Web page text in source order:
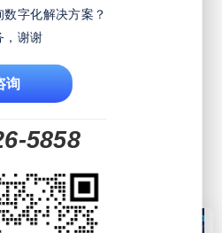
字化解决方案？
，谢谢
询
5858